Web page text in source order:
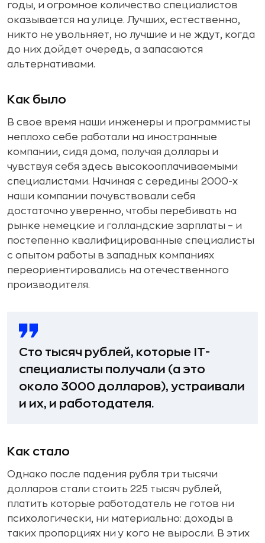
годы, и огромное количество специалистов
оказывается на улице. Лучших, естественно,
никто не увольняет, но лучшие и не ждут, когда
до них дойдет очередь, а запасаются
альтернативами.
Как было
В свое время наши инженеры и программисты
неплохо себе работали на иностранные
компании, сидя дома, получая доллары и
чувствуя себя здесь высокооплачиваемыми
специалистами. Начиная с середины 2000-х
наши компании почувствовали себя
достаточно уверенно, чтобы перебивать на
рынке немецкие и голландские зарплаты – и
постепенно квалифицированные специалисты
с опытом работы в западных компаниях
переориентировались на отечественного
производителя.
Сто тысяч рублей, которые IT-
специалисты получали (а это
около 3000 долларов), устраивали
и их, и работодателя.
Как стало
Однако после падения рубля три тысячи
долларов стали стоить 225 тысяч рублей,
платить которые работодатель не готов ни
психологически, ни материально: доходы в
таких пропорциях ни у кого не выросли. В этих